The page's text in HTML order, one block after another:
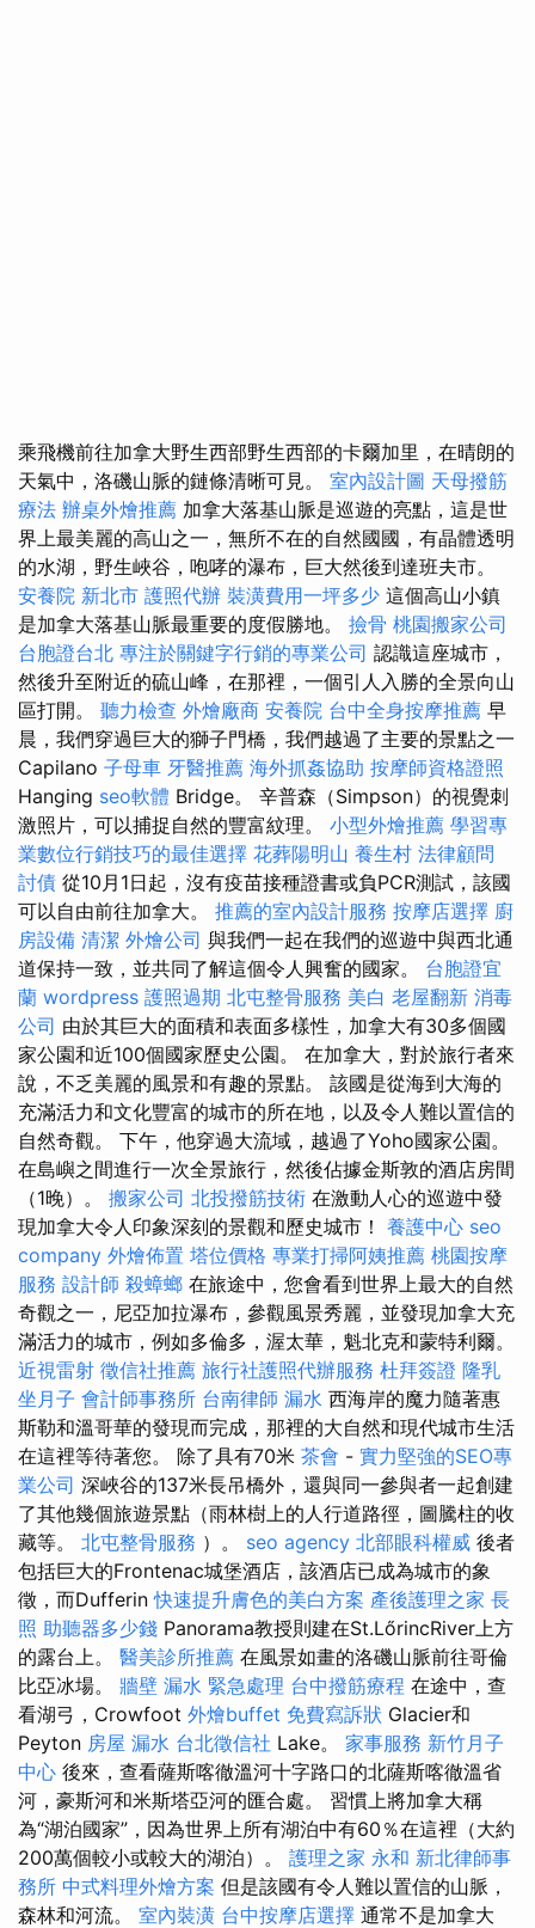
乘飛機前往加拿大野生西部野生西部的卡爾加里，在晴朗的
天氣中，洛磯山脈的鏈條清晰可見。 室內設計圖 天母撥筋
療法 辦桌外燴推薦 加拿大落基山脈是巡遊的亮點，這是世
界上最美麗的高山之一，無所不在的自然國國，有晶體透明
的水湖，野生峽谷，咆哮的瀑布，巨大然後到達班夫市。
安養院 新北市 護照代辦 裝潢費用一坪多少 這個高山小鎮
是加拿大落基山脈最重要的度假勝地。 撿骨 桃園搬家公司
台胞證台北 專注於關鍵字行銷的專業公司 認識這座城市，
然後升至附近的硫山峰，在那裡，一個引人入勝的全景向山
區打開。 聽力檢查 外燴廠商 安養院 台中全身按摩推薦 早
晨，我們穿過巨大的獅子門橋，我們越過了主要的景點之一
Capilano 子母車 牙醫推薦 海外抓姦協助 按摩師資格證照
Hanging seo軟體 Bridge。 辛普森（Simpson）的視覺刺
激照片，可以捕捉自然的豐富紋理。 小型外燴推薦 學習專
業數位行銷技巧的最佳選擇 花葬陽明山 養生村 法律顧問
討債 從10月1日起，沒有疫苗接種證書或負PCR測試，該國
可以自由前往加拿大。 推薦的室內設計服務 按摩店選擇 廚
房設備 清潔 外燴公司 與我們一起在我們的巡遊中與西北通
道保持一致，並共同了解這個令人興奮的國家。 台胞證宜
蘭 wordpress 護照過期 北屯整骨服務 美白 老屋翻新 消毒
公司 由於其巨大的面積和表面多樣性，加拿大有30多個國
家公園和近100個國家歷史公園。 在加拿大，對於旅行者來
說，不乏美麗的風景和有趣的景點。 該國是從海到大海的
充滿活力和文化豐富的城市的所在地，以及令人難以置信的
自然奇觀。 下午，他穿過大流域，越過了Yoho國家公園。
在島嶼之間進行一次全景旅行，然後佔據金斯敦的酒店房間
（1晚）。 搬家公司 北投撥筋技術 在激動人心的巡遊中發
現加拿大令人印象深刻的景觀和歷史城市！ 養護中心 seo
company 外燴佈置 塔位價格 專業打掃阿姨推薦 桃園按摩
服務 設計師 殺蟑螂 在旅途中，您會看到世界上最大的自然
奇觀之一，尼亞加拉瀑布，參觀風景秀麗，並發現加拿大充
滿活力的城市，例如多倫多，渥太華，魁北克和蒙特利爾。
近視雷射 徵信社推薦 旅行社護照代辦服務 杜拜簽證 隆乳
坐月子 會計師事務所 台南律師 漏水 西海岸的魔力隨著惠
斯勒和溫哥華的發現而完成，那裡的大自然和現代城市生活
在這裡等待著您。 除了具有70米 茶會 - 實力堅強的SEO專
業公司 深峽谷的137米長吊橋外，還與同一參與者一起創建
了其他幾個旅遊景點（雨林樹上的人行道路徑，圖騰柱的收
藏等。 北屯整骨服務 ）。 seo agency 北部眼科權威 後者
包括巨大的Frontenac城堡酒店，該酒店已成為城市的象
徵，而Dufferin快速提升膚色的美白方案 產後護理之家 長
照 助聽器多少錢 Panorama教授則建在St.LőrincRiver上方
的露台上。 醫美診所推薦 在風景如畫的洛磯山脈前往哥倫
比亞冰場。 牆壁 漏水 緊急處理 台中撥筋療程 在途中，查
看湖弓，Crowfoot 外燴buffet 免費寫訴狀 Glacier和
Peyton 房屋 漏水 台北徵信社 Lake。 家事服務 新竹月子
中心 後來，查看薩斯喀徹溫河十字路口的北薩斯喀徹溫省
河，豪斯河和米斯塔亞河的匯合處。 習慣上將加拿大稱
為“湖泊國家”，因為世界上所有湖泊中有60％在這裡（大約
200萬個較小或較大的湖泊）。 護理之家 永和 新北律師事
務所 中式料理外燴方案 但是該國有令人難以置信的山脈，
森林和河流。 室內裝潢 台中按摩店選擇 通常不是加拿大